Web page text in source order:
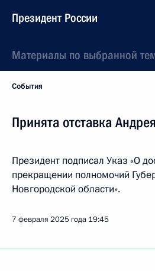
Президент России
Материалы по выбранной
События
Принята отставка
Президент подписал Указ «О
прекращении полномочий
Новгородской области».
7 февраля 2025 года 19:45